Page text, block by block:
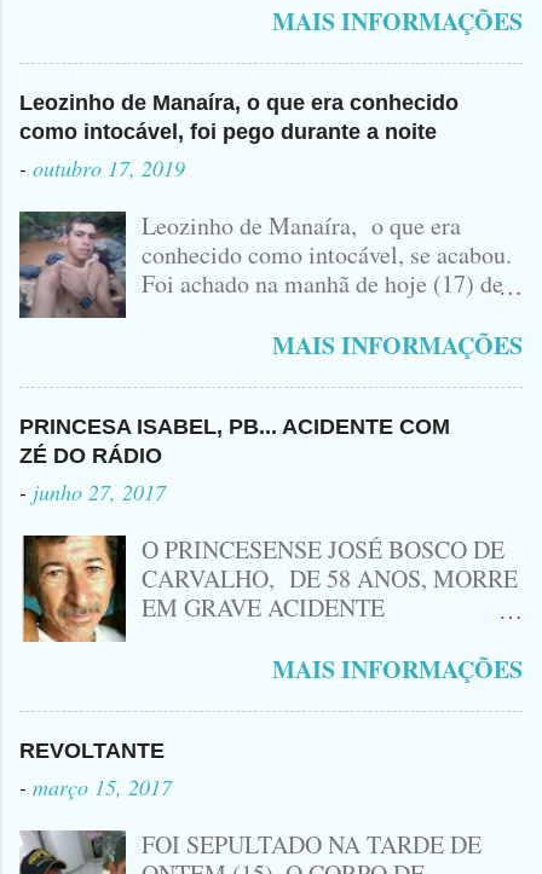
vulgo ( CORRÓ ) falou como tudo aconteceu ...
MAIS INFORMAÇÕES
Leozinho de Manaíra, o que era conhecido
como intocável, foi pego durante a noite
- outubro 17, 2019
Leozinho de Manaíra, o que era
conhecido como intocável, se acabou.
Foi achado na manhã de hoje (17) de
no Sertão da Paraíba, o Lendário
atingido com disparo de calibre 12. O
Procurado pela Justiça havia matado
a Namorada dele, Fabrícia Nogueira ,
Peixeira. Ele deu mais de 10 Facadas
na Adolescente.
MAIS INFORMAÇÕES
PRINCESA ISABEL, PB... ACIDENTE COM
ZÉ DO RÁDIO
- junho 27, 2017
O PRINCESENSE JOSÉ BOSCO DE
CARVALHO, DE 58 ANOS, MORRE
EM GRAVE ACIDENTE
CINQUENTINHA SHINERAY E UM
PRÓXIMO A ENTRADA DE LAGOA
DA CRUZ, A VÍTIMA CONHECIDA
NO LOCAL... ZÉ DO RÁDIO COMO
MAIS INFORMAÇÕES
REVOLTANTE
- março 15, 2017
FOI SEPULTADO NA TARDE DE